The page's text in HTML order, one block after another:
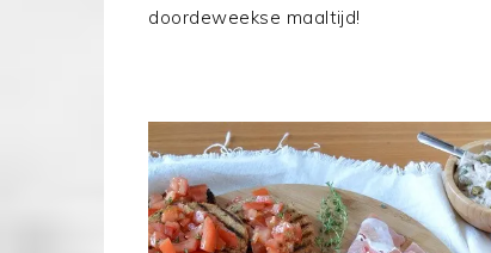
doordeweekse maaltijd!